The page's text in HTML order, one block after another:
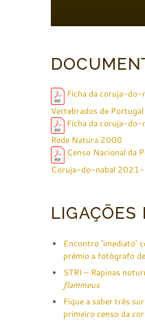
Ficha da coruja-do-
Vertebrados de Portugal
Ficha da coruja-do-
Rede Natura 2000
Censo Nacional da
Coruja-do-nabal
LIGAÇÕES
Encontro ‘imediato’
prémio a fotógrafo
STRI – Rapinas
flammeus
Fique a saber três
primeiro censo da